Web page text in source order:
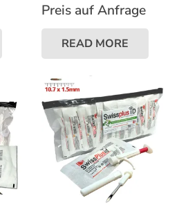
Preis auf Anfrage
READ MORE